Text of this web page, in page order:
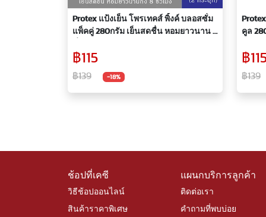
Protex แป้งเย็น โพรเทคส์ พิ้งค์ บลอสซั่ม
แพ็คคู่ 280กรัม เย็นสดชื่น หอมยาวนาน 8
฿115
฿139 -18%
คูล
฿
฿139
ช้อปที่เคซี
วิธีช้อปออนไลน์
สินค้าราคาพิเศษ
แผนกบริการลูกค้า
ติดต่อเรา
คำถามที่พบบ่อย